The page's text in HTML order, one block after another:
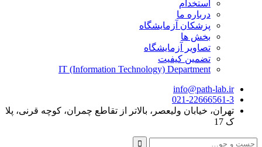
استخدام
درباره ما
پزشکان آزمایشگاه
بخش ها
تصاویر آزمایشگاه
تضمین کیفیت
IT (Information Technology) Department
info@path-lab.ir
021-22666561-3
تهران، خیابان ولیعصر، بالاتر از تقاطع چمران، کوچه قرنی، پلا
ک 17
جست